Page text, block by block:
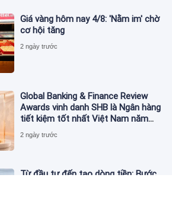
Giá vàng hôm nay 4/8: 'Nằm im' chờ
cơ hội tăng
2 ngày trước
Global Banking & Finance Review
Awards vinh danh SHB là Ngân hàng
tiết kiệm tốt nhất Việt Nam năm
2026
2 ngày trước
Từ đầu tư đến tạo dòng tiền: Bước